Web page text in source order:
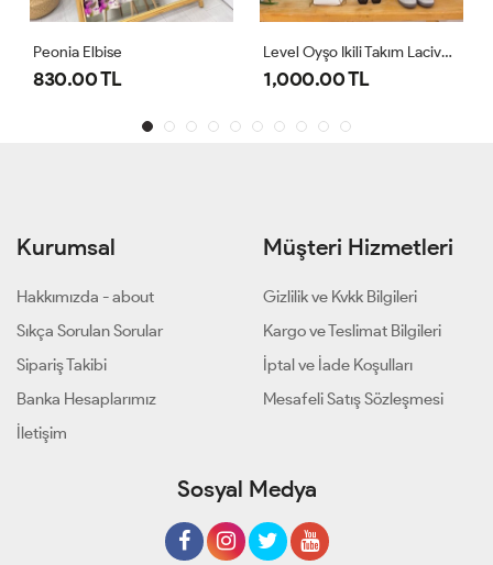
1,000.00 TL
Zeren Elbise Pudra
800.00 TL
Kurumsal
Hakkımızda - about
Sıkça Sorulan Sorular
Sipariş Takibi
Banka Hesaplarımız
İletişim
Müşteri Hizmetleri
Gizlilik ve Kvkk Bilgileri
Kargo ve Teslimat Bilgileri
İptal ve İade Koşulları
Mesafeli Satış Sözleşmesi
Sosyal Medya